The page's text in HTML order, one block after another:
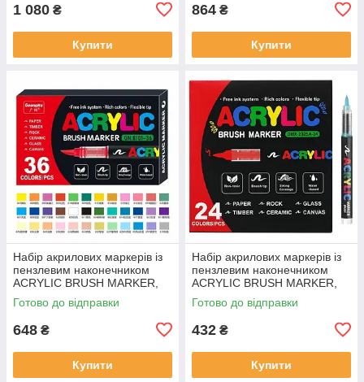
1 080 ₴
Купити
864 ₴
Купити
Набір акрилових маркерів із
пензлевим наконечником
ACRYLIC BRUSH MARKER,
36 кольорів, DMX-2025A-36
Готово до відправки
648 ₴
Купити
Набір акрилових маркерів із
пензлевим наконечником
ACRYLIC BRUSH MARKER,
24 кольори, DMX-2025A-24
Готово до відправки
432 ₴
Купити